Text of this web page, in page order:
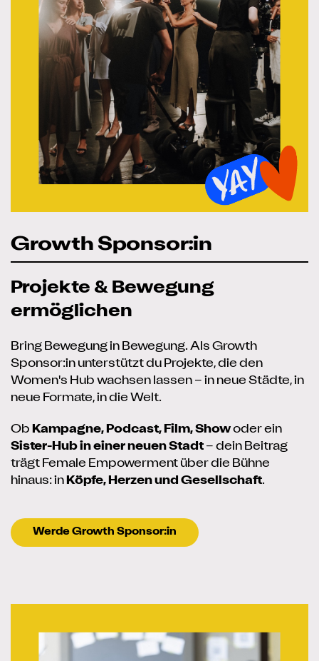
Growth Sponsor:in
Projekte & Bewegung
ermöglichen
Bring Bewegung in Bewegung. Als Growth
Sponsor:in unterstützt du Projekte, die den
Women's Hub wachsen lassen – in neue Städte, in
neue Formate, in die Welt.
Ob Kampagne, Podcast, Film, Show oder ein
Sister-Hub in einer neuen Stadt – dein Beitrag
trägt Female Empowerment über die Bühne
hinaus: in Köpfe, Herzen und Gesellschaft.
Werde Growth Sponsor:in